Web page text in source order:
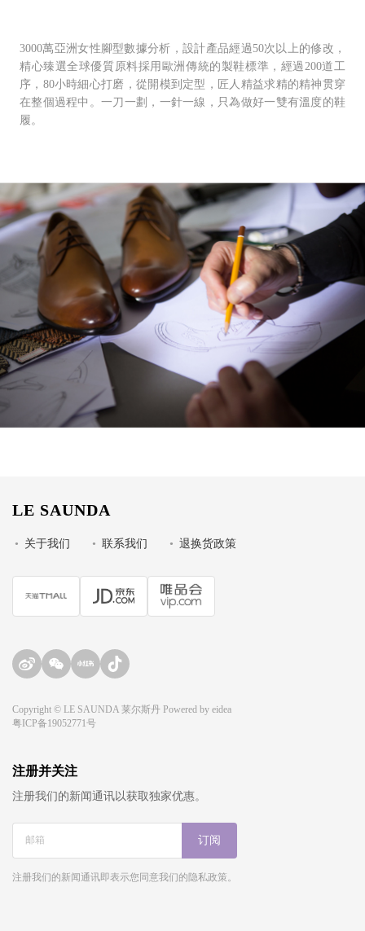
3000萬亞洲女性腳型數據分析，設計產品經過50次以上的修改，
精心臻選全球優質原料採用歐洲傳統的製鞋標準，經過200道工
序，80小時細心打磨，從開模到定型，匠人精益求精的精神贯穿
在整個過程中。一刀一劃，一針一線，只為做好一雙有溫度的鞋
履。
LE SAUNDA
• 关于我们 • 联系我们 • 退换货政策
Copyright © LE SAUNDA 莱尔斯丹 Powered by eidea
粤ICP备19052771号
注册并关注
注册我们的新闻通讯以获取独家优惠。
订阅
注册我们的新闻通讯即表示您同意我们的隐私政策。